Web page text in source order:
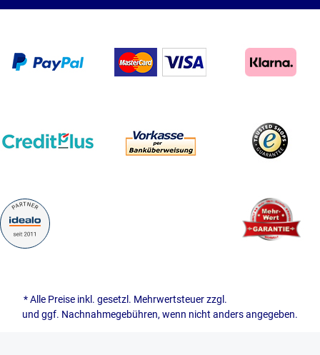
* Alle Preise inkl. gesetzl. Mehrwertsteuer zzgl.
und ggf. Nachnahmegebühren, wenn nicht anders angegeben.